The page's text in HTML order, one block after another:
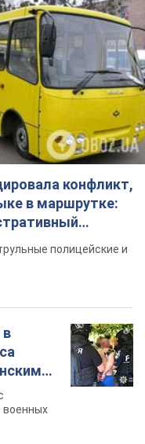
конфликт,
в маршрутке:
полицейские и
военных